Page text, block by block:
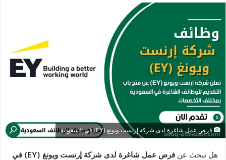
د
ا
إ
ت
فرص عمل شاغرة لدى شركة إرنست ويونغ (EY) في السعودية
هل تبحث عن
فرص عمل شاغرة لدى شركة إرنست ويونغ (EY) في